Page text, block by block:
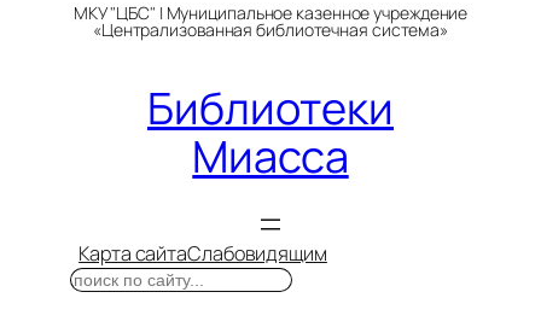
МКУ "ЦБС" | Муниципальное казенное учреждение
«Централизованная библиотечная система»
Библиотеки
Миасса
Карта сайтаСлабовидящим
Поиск